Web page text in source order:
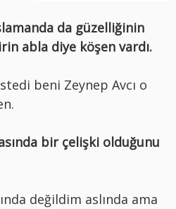
da güzelliğinin
abla diye köşen vardı.
beni Zeynep Avcı o
bir çelişki olduğunu
değildim aslında ama